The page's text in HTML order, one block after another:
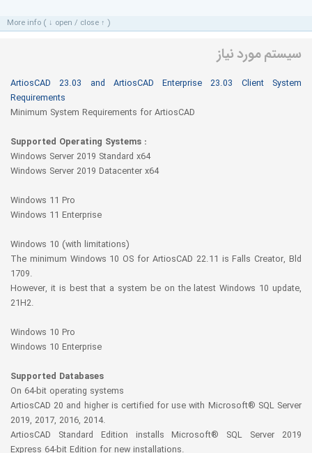
More info ( ↓ open / close ↑ )
سیستم مورد نیاز
ArtiosCAD 23.03 and ArtiosCAD Enterprise 23.03 Client System
Requirements
Minimum System Requirements for ArtiosCAD
Supported Operating Systems :
Windows Server 2019 Standard x64
Windows Server 2019 Datacenter x64
Windows 11 Pro
Windows 11 Enterprise
Windows 10 (with limitations)
The minimum Windows 10 OS for ArtiosCAD 22.11 is Falls Creator, Bld
1709.
However, it is best that a system be on the latest Windows 10 update,
21H2.
Windows 10 Pro
Windows 10 Enterprise
Supported Databases
On 64-bit operating systems
ArtiosCAD 20 and higher is certified for use with Microsoft® SQL Server
2019, 2017, 2016, 2014.
ArtiosCAD Standard Edition installs Microsoft® SQL Server 2019